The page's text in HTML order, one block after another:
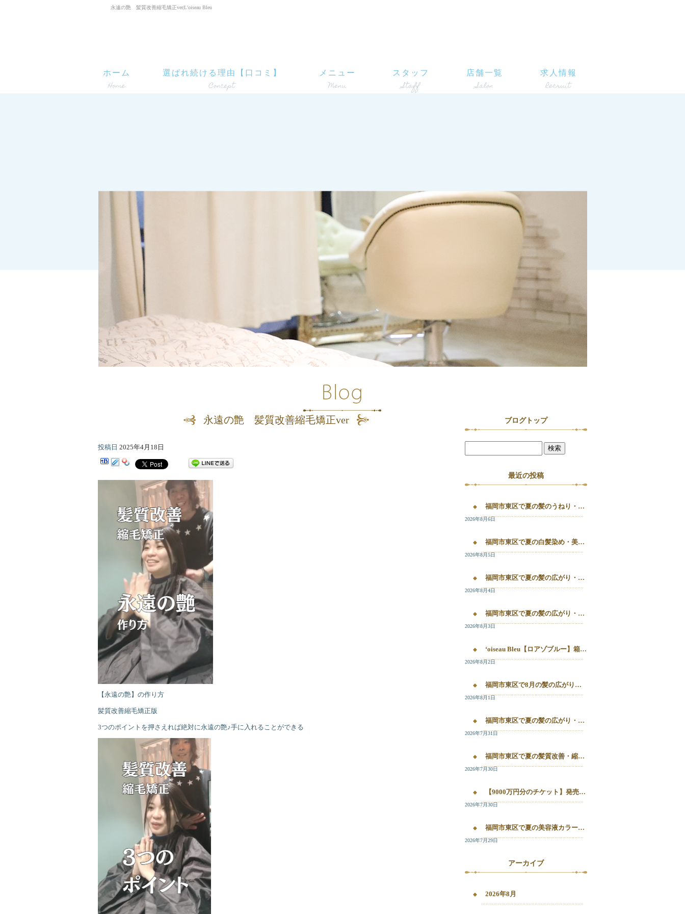
永遠の艶 髪質改善縮毛矯正ver|L'oiseau Bleu
ホーム 選ばれ続ける理由【口コミ】 メニュー スタッフ 店舗一覧 求人情報
永遠の艶 髪質改善縮毛矯正ver
投稿日 2025年4月18日
【永遠の艶】の作り方
髪質改善縮毛矯正版
3つのポイントを押さえれば絶対に永遠の艶♪手に入れることができる
ブログトップ
最近の投稿
福岡市東区で夏の髪のうねり・白髪染め・美容液カラーを相談するなら｜箱崎・千早のL’oiseau Bleu
2026年8月6日
福岡市東区で夏の白髪染め・美容液カラー・髪質改善を相談したい方へ｜箱崎・千早のL’oiseau Bleu
2026年8月5日
福岡市東区で夏の髪の広がり・白髪染め・美容液カラーを相談したい方へ｜箱崎・千早のL’oiseau Bleu
2026年8月4日
福岡市東区で夏の髪の広がり・白髪染め・美容液カラーを相談したい方へ｜箱崎・千早のL’oiseau Bleu
2026年8月3日
‘oiseau Bleu【ロアゾブルー】箱崎店】 福岡市東区箱崎で、夏の白髪染めやカラー後の毛先のパサつき、髪の艶不足が気になる方へ。
2026年8月2日
福岡市東区で8月の髪の広がり・白髪染め・美容液カラーを相談するなら
2026年8月1日
福岡市東区で夏の髪の広がり・白髪染め・美容液カラーを相談したい方へ｜箱崎・千早のL’oiseau Bleu
2026年7月31日
福岡市東区で夏の髪質改善・縮毛矯正・美容液カラーを相談したい方へ｜箱崎・千早の全席個室美容室ロアゾブルー
2026年7月30日
【9000万円分のチケット】発売開始！！20%OFFで施術が受けられます！
2026年7月30日
福岡市東区で夏の美容液カラー・白髪染め・髪質改善縮毛矯正を相談したい方へ
2026年7月29日
アーカイブ
2026年8月